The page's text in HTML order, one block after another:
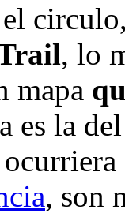
el
, lo
mapa
es la
, son